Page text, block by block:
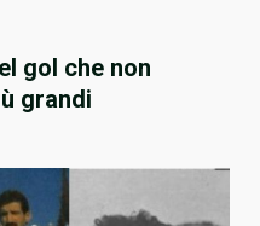
gol che non
grandi